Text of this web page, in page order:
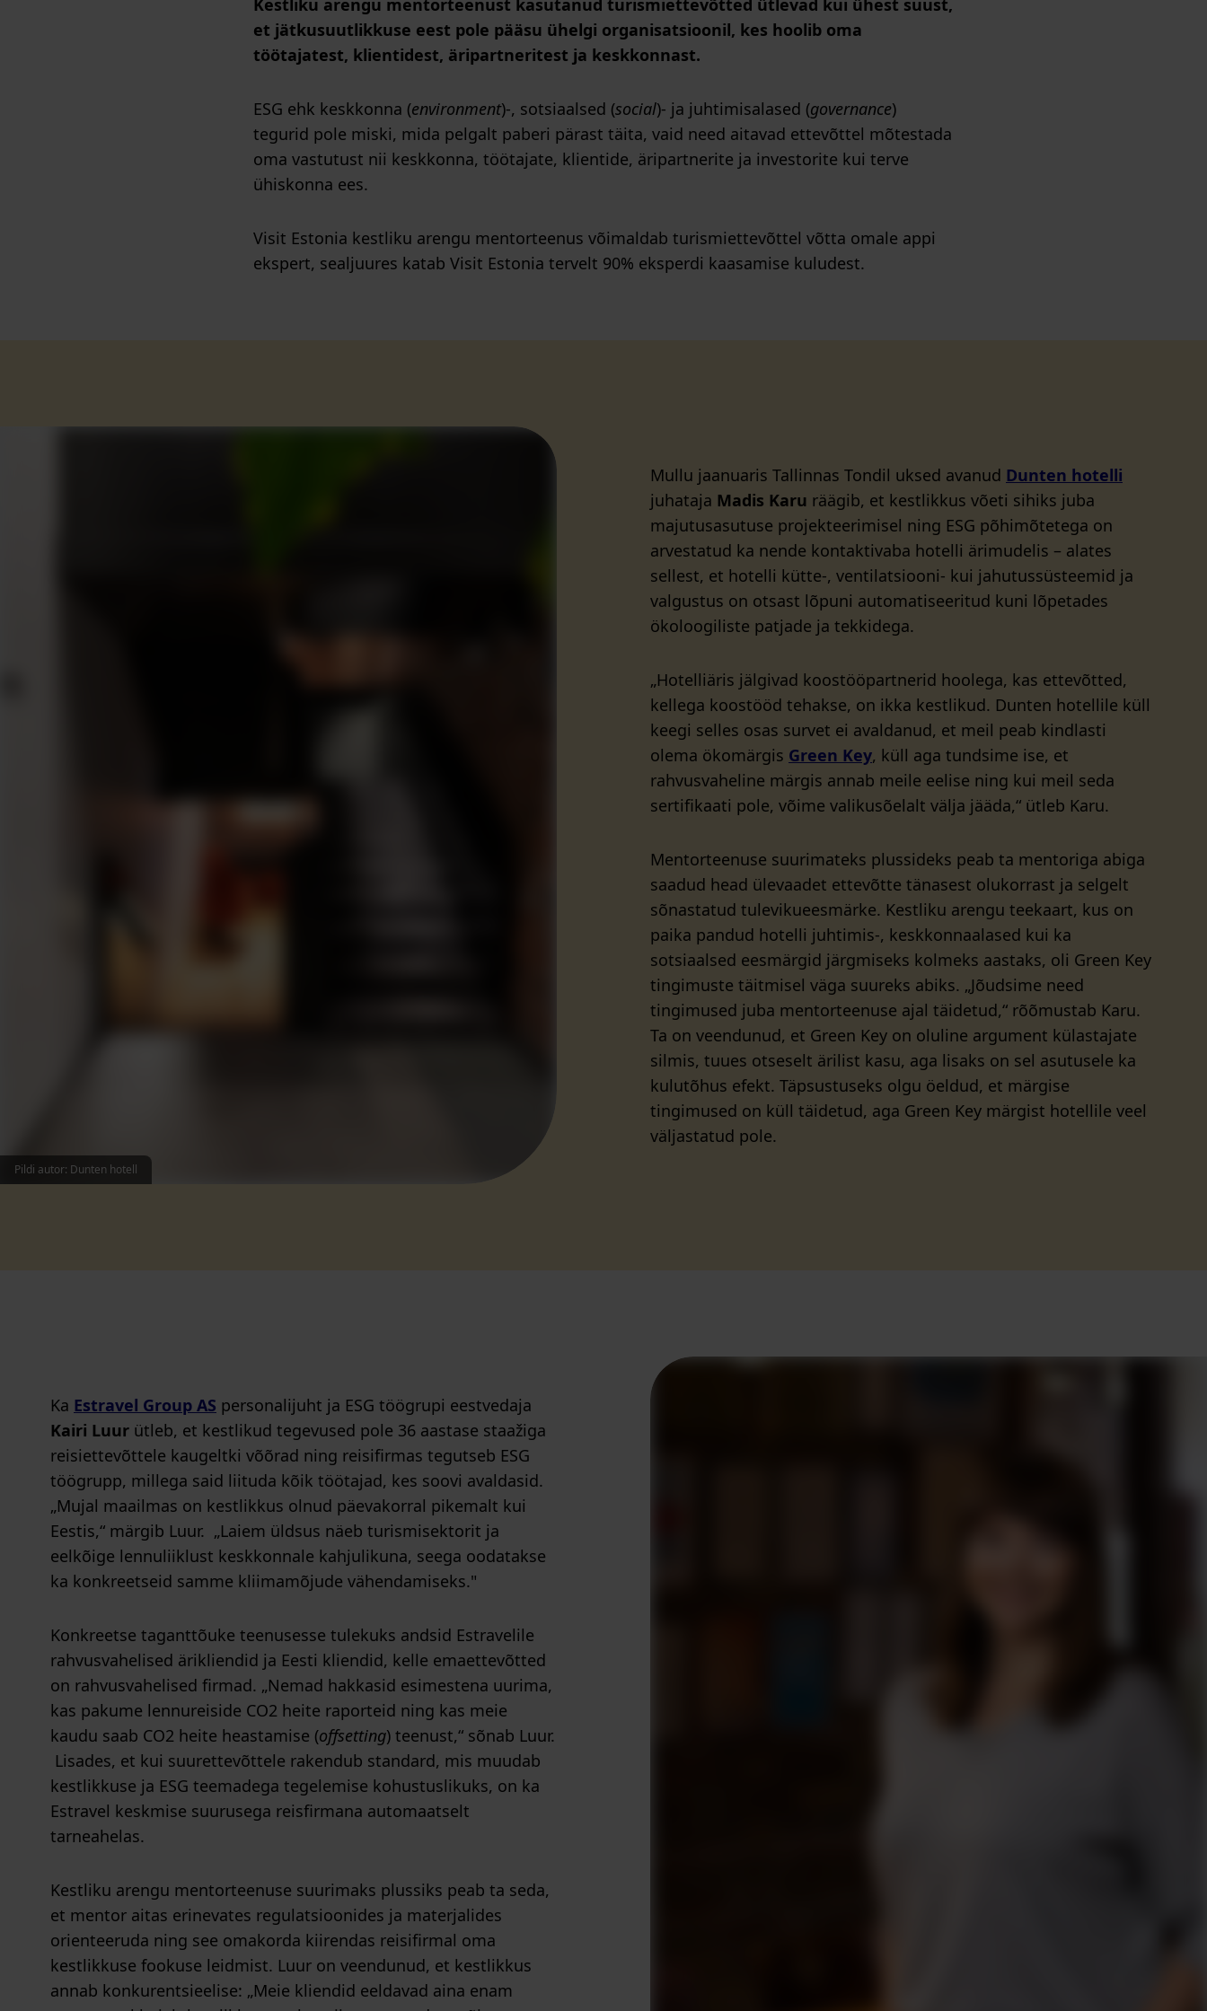
Kestliku arengu mentorteenust kasutanud turismiettevõtted ütlevad kui ühest suust,
et jätkusuutlikkuse eest pole pääsu ühelgi organisatsioonil, kes hoolib oma
töötajatest, klientidest, äripartneritest ja keskkonnast.
ESG ehk keskkonna (environment)-, sotsiaalsed (social)- ja juhtimisalased (governance)
tegurid pole miski, mida pelgalt paberi pärast täita, vaid need aitavad ettevõttel mõtestada
oma vastutust nii keskkonna, töötajate, klientide, äripartnerite ja investorite kui terve
ühiskonna ees.
Visit Estonia kestliku arengu mentorteenus võimaldab turismiettevõttel võtta omale appi
ekspert, sealjuures katab Visit Estonia tervelt 90% eksperdi kaasamise kuludest.
Mullu jaanuaris Tallinnas Tondil uksed avanud Dunten hotelli
juhataja Madis Karu räägib, et kestlikkus võeti sihiks juba
majutusasutuse projekteerimisel ning ESG põhimõtetega on
arvestatud ka nende kontaktivaba hotelli ärimudelis – alates
sellest, et hotelli kütte-, ventilatsiooni- kui jahutussüsteemid ja
valgustus on otsast lõpuni automatiseeritud kuni lõpetades
ökoloogiliste patjade ja tekkidega.
„Hotelliäris jälgivad koostööpartnerid hoolega, kas ettevõtted,
kellega koostööd tehakse, on ikka kestlikud. Dunten hotellile küll
keegi selles osas survet ei avaldanud, et meil peab kindlasti
olema ökomärgis Green Key, küll aga tundsime ise, et
rahvusvaheline märgis annab meile eelise ning kui meil seda
sertifikaati pole, võime valikusõelalt välja jääda,“ ütleb Karu.
Mentorteenuse suurimateks plussideks peab ta mentoriga abiga
saadud head ülevaadet ettevõtte tänasest olukorrast ja selgelt
sõnastatud tulevikueesmärke. Kestliku arengu teekaart, kus on
paika pandud hotelli juhtimis-, keskkonnaalased kui ka
sotsiaalsed eesmärgid järgmiseks kolmeks aastaks, oli Green Key
tingimuste täitmisel väga suureks abiks. „Jõudsime need
tingimused juba mentorteenuse ajal täidetud,“ rõõmustab Karu.
Ta on veendunud, et Green Key on oluline argument külastajate
silmis, tuues otseselt ärilist kasu, aga lisaks on sel asutusele ka
kulutõhus efekt. Täpsustuseks olgu öeldud, et märgise
tingimused on küll täidetud, aga Green Key märgist hotellile veel
väljastatud pole.
Pildi autor: Dunten hotell
Ka Estravel Group AS personalijuht ja ESG töögrupi eestvedaja
Kairi Luur ütleb, et kestlikud tegevused pole 36 aastase staažiga
reisiettevõttele kaugeltki võõrad ning reisifirmas tegutseb ESG
töögrupp, millega said liituda kõik töötajad, kes soovi avaldasid.
„Mujal maailmas on kestlikkus olnud päevakorral pikemalt kui
Eestis,“ märgib Luur. „Laiem üldsus näeb turismisektorit ja
eelkõige lennuliiklust keskkonnale kahjulikuna, seega oodatakse
ka konkreetseid samme kliimamõjude vähendamiseks."
Konkreetse taganttõuke teenusesse tulekuks andsid Estravelile
rahvusvahelised ärikliendid ja Eesti kliendid, kelle emaettevõtted
on rahvusvahelised firmad. „Nemad hakkasid esimestena uurima,
kas pakume lennureiside CO2 heite raporteid ning kas meie
kaudu saab CO2 heite heastamise (offsetting) teenust,“ sõnab Luur.
Lisades, et kui suurettevõttele rakendub standard, mis muudab
kestlikkuse ja ESG teemadega tegelemise kohustuslikuks, on ka
Estravel keskmise suurusega reisfirmana automaatselt
tarneahelas.
Kestliku arengu mentorteenuse suurimaks plussiks peab ta seda,
et mentor aitas erinevates regulatsioonides ja materjalides
orienteeruda ning see omakorda kiirendas reisifirmal oma
kestlikkuse fookuse leidmist. Luur on veendunud, et kestlikkus
annab konkurentsieelise: „Meie kliendid eeldavad aina enam